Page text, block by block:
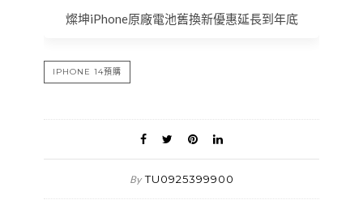
燦坤iPhone原廠電池舊換新優惠延長到年底
IPHONE 14預購
By TU0925399900